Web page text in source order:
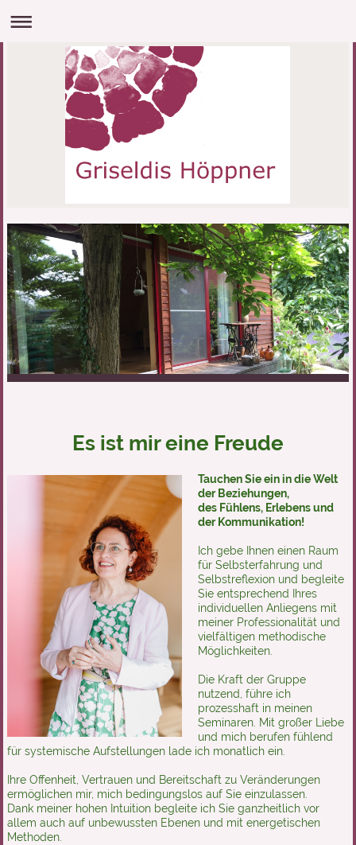
Es ist mir eine Freude
Tauchen Sie ein in die Welt
der Beziehungen,
des Fühlens, Erlebens und
der Kommunikation!
Ich gebe Ihnen einen Raum
für Selbsterfahrung und
Selbstreflexion und begleite
Sie entsprechend Ihres
individuellen Anliegens mit
meiner Professionalität und
vielfältigen methodische
Möglichkeiten.
Die Kraft der Gruppe
nutzend, führe ich
prozesshaft in meinen
Seminaren. Mit großer Liebe
und mich berufen fühlend
für systemische Aufstellungen lade ich monatlich ein.
Ihre Offenheit, Vertrauen und Bereitschaft zu Veränderungen
ermöglichen mir, mich bedingungslos auf Sie einzulassen.
Dank meiner hohen Intuition begleite ich Sie ganzheitlich vor
allem auch auf unbewussten Ebenen und mit energetischen
Methoden.